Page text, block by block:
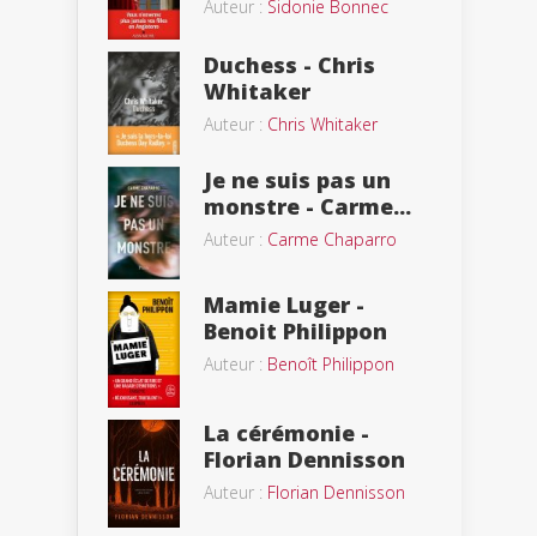
Auteur : Sidonie Bonnec
Duchess - Chris
Whitaker
Auteur : Chris Whitaker
Je ne suis pas un
monstre - Carme...
Auteur : Carme Chaparro
Mamie Luger -
Benoit Philippon
Auteur : Benoît Philippon
La cérémonie -
Florian Dennisson
Auteur : Florian Dennisson